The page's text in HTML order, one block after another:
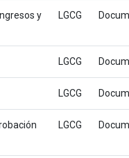
y
LGCG
LGCG
LGCG
LGCG